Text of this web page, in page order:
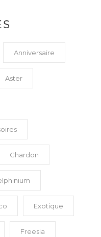
Anniversaire
Aster
Chardon
Exotique
Freesia